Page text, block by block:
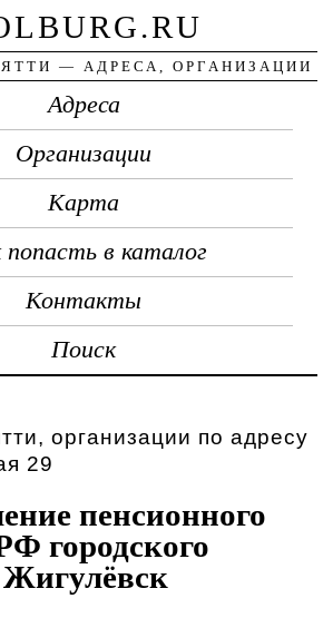
— АДРЕСА, ОРГАНИЗАЦИИ
Адреса
Организации
Карта
попасть в каталог
Контакты
Поиск
организации по адресу
29
пенсионного
городского
Жигулёвск